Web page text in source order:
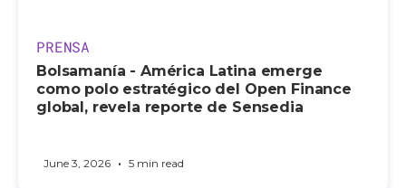
PRENSA
Bolsamanía - América Latina emerge
como polo estratégico del Open Finance
global, revela reporte de Sensedia
June 3, 2026 • 5 min read